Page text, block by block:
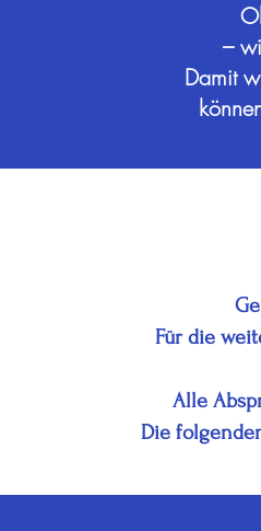
–
Damit
Für die
Alle
Die